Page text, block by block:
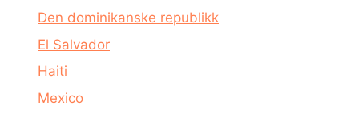
Den dominikanske republikk
El Salvador
Haiti
Mexico